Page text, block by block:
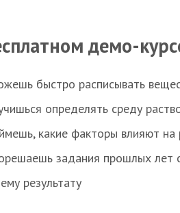
демо-
быстро расписывать
определять среду
какие факторы влияют на
задания прошлых лет
результату